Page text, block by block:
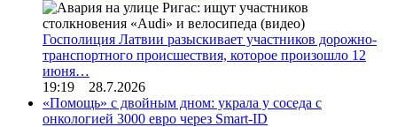
Госполиция Латвии разыскивает участников дорожно-
транспортного происшествия, которое произошло 12
июня…
19:19 28.7.2026
«Помощь» с двойным дном: украла у соседа с
онкологией 3000 евро через Smart-ID